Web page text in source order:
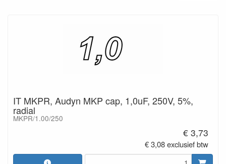
IT MKPR, Audyn MKP cap, 1,0uF, 250V, 5%,
radial
MKPR/1.00/250
€ 3,73
€ 3,08 exclusief btw